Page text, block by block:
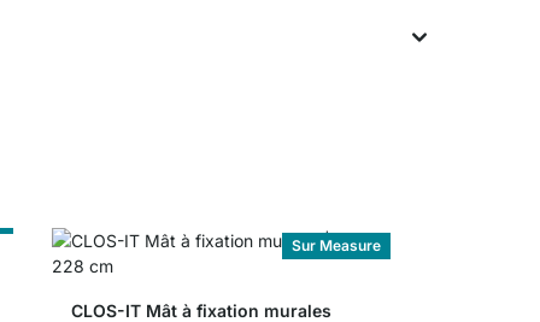
Sur Measure
CLOS-IT Mât à fixation murales